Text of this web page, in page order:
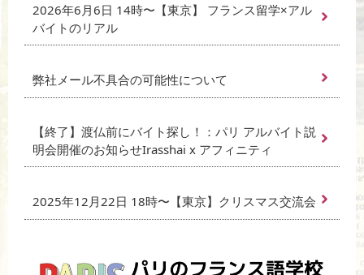
2026年6月6日 14時〜【東京】 フランス留学×アル
バイトのリアル
弊社メール不具合の可能性について
【終了】渡仏前にバイト探し！：パリ アルバイト説
明会開催のお知らせIrasshai x アフィニティ
2025年12月22日 18時〜【東京】クリスマス交流会